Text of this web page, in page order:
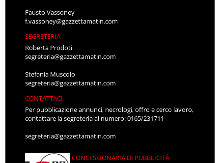
Fausto Vassoney
f.vassoney@gazzettamatin.com
SEGRETERIA
Roberta Prodoti
segreteria@gazzettamatin.com
Stefania Muscolo
segreteria@gazzettamatin.com
CONTATTACI
Per pubblicazione annunci, necrologi, offro e cerco lavoro,
contattare la segreteria al numero: 0165/231711
segreteria@gazzettamatin.com
CONCESSIONARIA DI PUBBLICITÀ